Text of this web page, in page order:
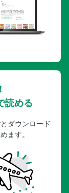
読める
ダウンロード
ます。